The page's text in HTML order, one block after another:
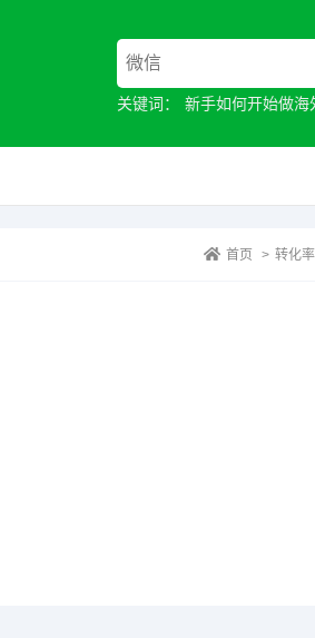
关键词： 新手如何开始做海
首页 > 转化